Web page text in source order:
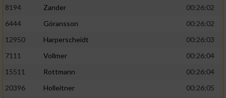
8194
Zander
00:26:02
6444
Göransson
00:26:02
12950
Harperscheidt
00:26:03
7111
Vollmer
00:26:04
15511
Rottmann
00:26:04
20396
Holleitner
00:26:05